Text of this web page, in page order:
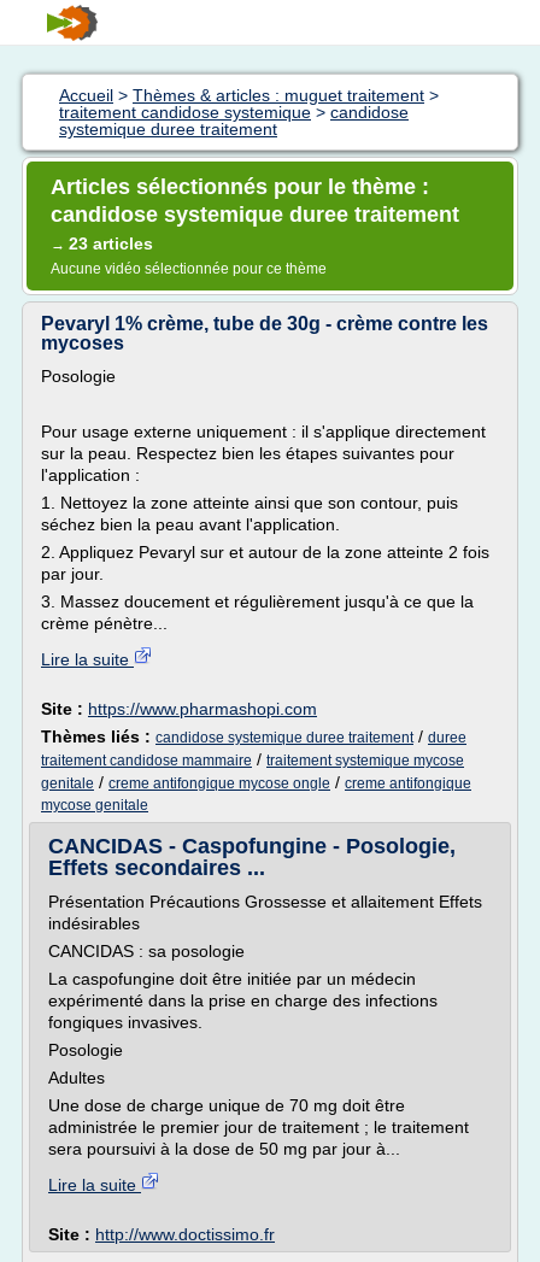
Accueil > Thèmes & articles : muguet traitement >
traitement candidose systemique > candidose
systemique duree traitement
Articles sélectionnés pour le thème :
candidose systemique duree traitement
→ 23 articles
Aucune vidéo sélectionnée pour ce thème
Pevaryl 1% crème, tube de 30g - crème contre les
mycoses
Posologie
Pour usage externe uniquement : il s'applique directement
sur la peau. Respectez bien les étapes suivantes pour
l'application :
1. Nettoyez la zone atteinte ainsi que son contour, puis
séchez bien la peau avant l'application.
2. Appliquez Pevaryl sur et autour de la zone atteinte 2 fois
par jour.
3. Massez doucement et régulièrement jusqu'à ce que la
crème pénètre...
Lire la suite
Site : https://www.pharmashopi.com
Thèmes liés : candidose systemique duree traitement/ duree
traitement candidose mammaire / traitement systemique mycose
genitale / creme antifongique mycose ongle / creme antifongique
mycose genitale
CANCIDAS - Caspofungine - Posologie,
Effets secondaires ...
Présentation Précautions Grossesse et allaitement Effets
indésirables
CANCIDAS : sa posologie
La caspofungine doit être initiée par un médecin
expérimenté dans la prise en charge des infections
fongiques invasives.
Posologie
Adultes
Une dose de charge unique de 70 mg doit être
administrée le premier jour de traitement ; le traitement
sera poursuivi à la dose de 50 mg par jour à...
Lire la suite
Site : http://www.doctissimo.fr